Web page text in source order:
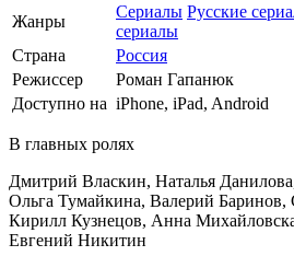
Жанры
Сериалы Русские
сериалы
Страна
Россия
Режиссер
Роман Гапанюк
Доступно на iPhone, iPad, Android
В главных ролях
Дмитрий Власкин, Наталья
Ольга Тумайкина, Валерий
Кирилл Кузнецов, Анна
Евгений Никитин